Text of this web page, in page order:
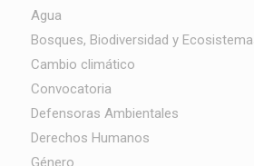
Agua
Bosques, Biodiversidad y
Cambio climático
Convocatoria
Defensoras Ambientales
Derechos Humanos
Género